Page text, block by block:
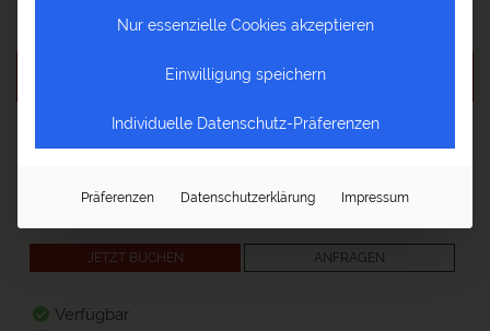
garantierte Durchführung
Preis
-
31.12.2027
€ 1.470,-
JETZT BUCHEN ANFRAGEN
Verfügbar
Nur essenzielle Cookies akzeptieren
Einwilligung speichern
Individuelle Datenschutz-Präferenzen
Präferenzen Datenschutzerklärung Impressum